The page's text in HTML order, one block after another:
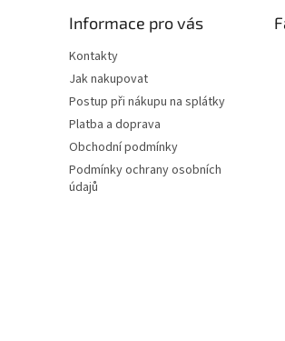
Informace pro vás
Kontakty
Jak nakupovat
Postup při nákupu na splátky
Platba a doprava
Obchodní podmínky
Podmínky ochrany osobních
údajů